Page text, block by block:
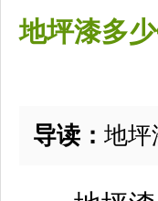
地坪漆多
导读： 地坪